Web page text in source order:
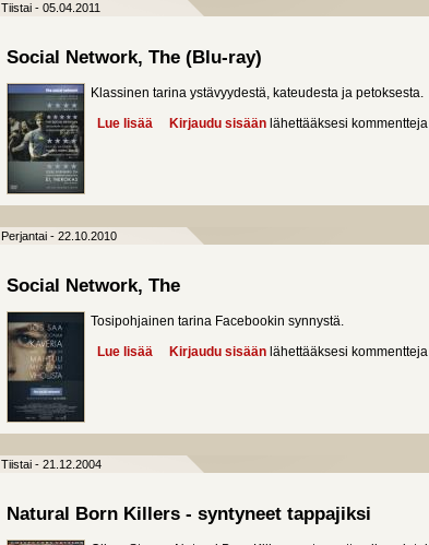
Tiistai - 05.04.2011
Social Network, The (Blu-ray)
Klassinen tarina ystävyydestä, kateudesta ja petoksesta.
Lue lisää about Social Network, The (Blu-ray)
Kirjaudu sisään lähettääksesi kommentteja
Perjantai - 22.10.2010
Social Network, The
Tosipohjainen tarina Facebookin synnystä.
Lue lisää about Social Network, The
Kirjaudu sisään lähettääksesi kommentteja
Tiistai - 21.12.2004
Natural Born Killers - syntyneet tappajiksi